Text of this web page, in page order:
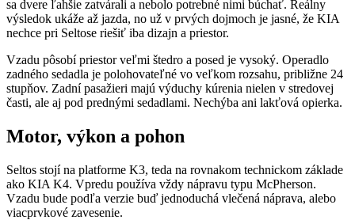
sa dvere ľahšie zatvárali a nebolo potrebné nimi búchať. Reálny
výsledok ukáže až jazda, no už v prvých dojmoch je jasné, že KIA
nechce pri Seltose riešiť iba dizajn a priestor.
Vzadu pôsobí priestor veľmi štedro a posed je vysoký. Operadlo
zadného sedadla je polohovateľné vo veľkom rozsahu, približne 24
stupňov. Zadní pasažieri majú výduchy kúrenia nielen v stredovej
časti, ale aj pod prednými sedadlami. Nechýba ani lakťová opierka.
Motor, výkon a pohon
Seltos stojí na platforme K3, teda na rovnakom technickom základe
ako KIA K4. Vpredu používa vždy nápravu typu McPherson.
Vzadu bude podľa verzie buď jednoduchá vlečená náprava, alebo
viacprvkové zavesenie.